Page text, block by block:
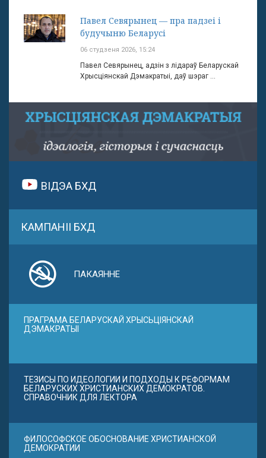
Павел Севярынец — пра падзеі і
будучыню Беларусі
06 студзеня 2026, 15:24
Павел Севярынец, адзін з лідараў Беларускай
Хрысціянскай Дэмакратыі, даў шэраг ...
ВІДЭА БХД
КАМПАНІІ БХД
ПАКАЯННЕ
ПРАГРАМА БЕЛАРУСКАЙ ХРЫСЬЦІЯНСКАЙ
ДЭМАКРАТЫІ
ТЕЗИСЫ ПО ИДЕОЛОГИИ И ПОДХОДЫ К РЕФОРМАМ
БЕЛАРУСКИХ ХРИСТИАНСКИХ ДЕМОКРАТОВ.
СПРАВОЧНИК ДЛЯ ЛЕКТОРА
ФИЛОСОФСКОЕ ОБОСНОВАНИЕ ХРИСТИАНСКОЙ
ДЕМОКРАТИИ